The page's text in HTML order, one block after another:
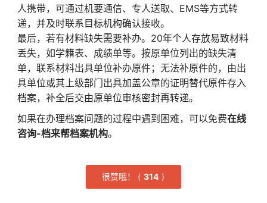
人携带，可通过机要通信、专人送取、EMS等方式转
递，并及时联系目标机构确认接收。
最后，若有材料缺失需要补办。20年个人存放易致材料
丢失，如学籍表、成绩单等。按原单位列出的缺失清
单，联系材料出具单位补办原件；无法补原件的，由出
具单位或其上级部门出具加盖公章的证明替代原件存入
档案，补全后交由原单位审核密封再转递。
如果在办理档案问题的过程中遇到困难，可以免费在线
咨询-档来帮档案机构。
很赞哦！ ( 314 )